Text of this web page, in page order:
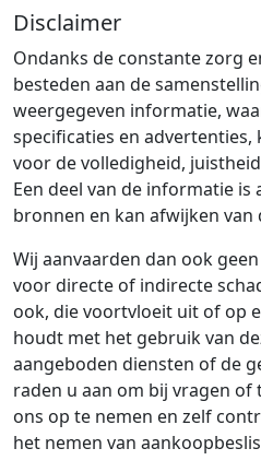
Disclaimer
Ondanks de constante zorg
besteden aan de
weergegeven informatie,
specificaties en
voor de volledigheid,
Een deel van de informatie
bronnen en kan afwijken van
Wij aanvaarden dan ook
voor directe of indirecte
ook, die voortvloeit uit of op
houdt met het gebruik van
aangeboden diensten of de
raden u aan om bij vragen
ons op te nemen en zelf
het nemen van